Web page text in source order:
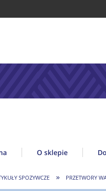
O sklepie
SPOZYWCZE » PRZETWORY